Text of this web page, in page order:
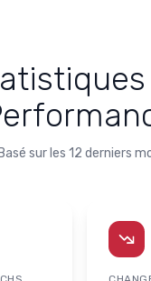
Basé sur les 12 derniers